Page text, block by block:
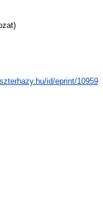
id/eprint/10959